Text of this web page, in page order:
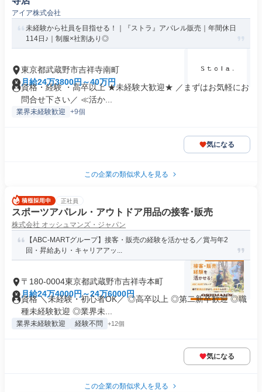
アイア株式会社
未経験から社員を目指せる！｜『ストラ』アパレル販売｜年間休日
114日♪｜制服×社割あり◎
東京都武蔵野市吉祥寺南町
月給24万3800円～40万円
資格・経験 ・高卒以上 ★未経験大歓迎★ ／まずはお気軽にお
問合せ下さい／ ≪活か...
業界未経験歓迎 +9個
気になる
この企業の類似求人を見る
正社員
スポーツアパレル・アウトドア用品の接客･販売
株式会社 オッシュマンズ・ジャパン
【ABC-MARTグループ】接客・販売の経験を活かせる／賞与年2
回・昇給あり・キャリアアッ...
〒180-0004東京都武蔵野市吉祥寺本町
月給24万4000円～24万6000円
資格 ＼未経験・初心者OK／ ◎高卒以上 ◎第二新卒歓迎 ◎職
種未経験歓迎 ◎業界未...
業界未経験歓迎 経験不問 +12個
気になる
この企業の類似求人を見る